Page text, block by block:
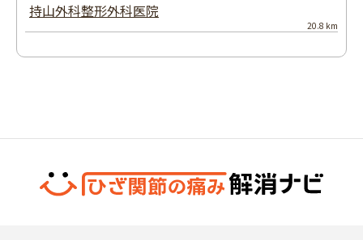
持山外科整形外科医院
20.8 km